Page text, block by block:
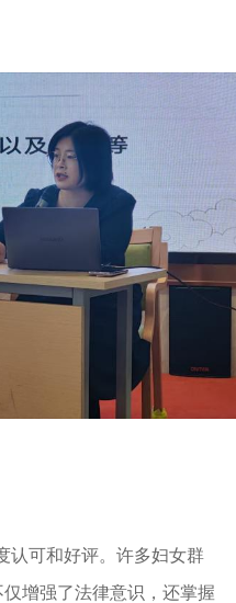
认可和好评。许多妇女群
增强了法律意识，还掌握